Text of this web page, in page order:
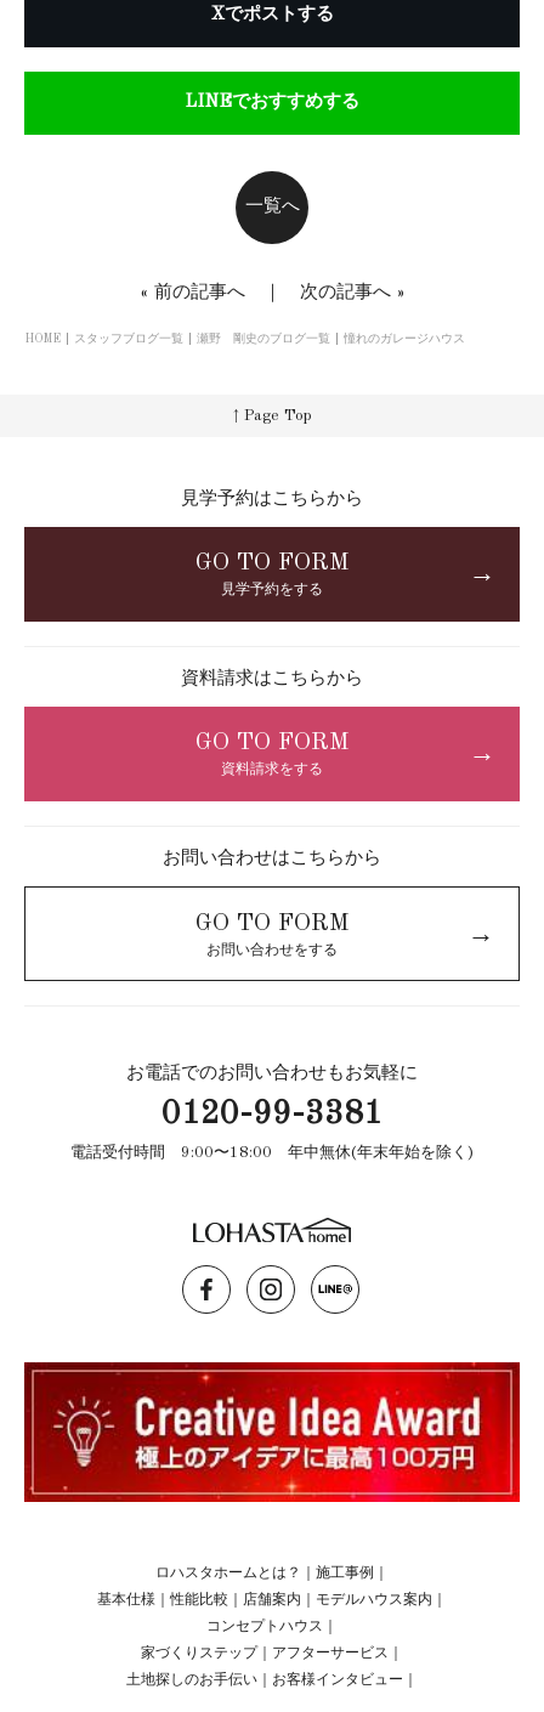
Xでポストする
LINEでおすすめする
一覧へ
« 前の記事へ｜ 次の記事へ»
HOME スタッフブログ一覧 瀬野 剛史のブログ一覧 憧れのガレージハウス
↑ Page Top
見学予約はこちらから
GO TO FORM
見学予約をする
→
資料請求はこちらから
GO TO FORM
資料請求をする
→
お問い合わせはこちらから
GO TO FORM
お問い合わせをする
→
お電話でのお問い合わせもお気軽に
0120-99-3381
電話受付時間 9:00〜18:00 年中無休(年末年始を除く)
ロハスタホームとは？ 施工事例
基本仕様 ｜性能比較 店舗案内 モデルハウス案内
コンセプトハウス
家づくりステップ
アフターサービス
土地探しのお手伝い
お客様インタビュー